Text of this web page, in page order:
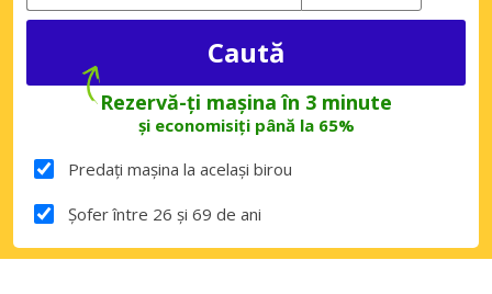
Rezervă-ți mașina în 3 minute
și economisiți până la 65%
Predați mașina la același birou
Șofer între 26 și 69 de ani